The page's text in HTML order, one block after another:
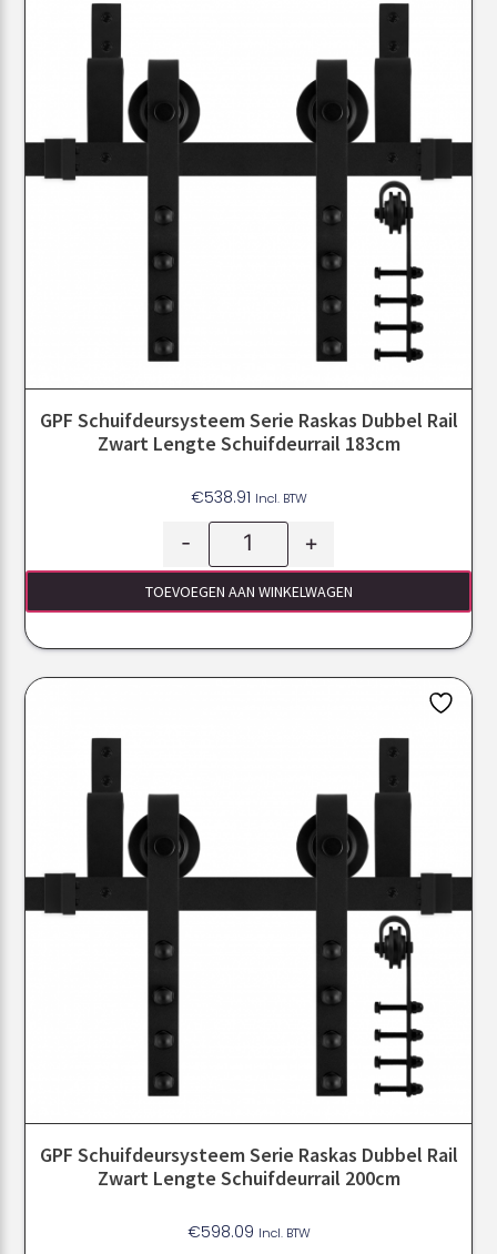
GPF Schuifdeursysteem Serie Raskas Dubbel Rail
Zwart Lengte Schuifdeurrail 183cm
€538.91 Incl. BTW
- +
TOEVOEGEN AAN WINKELWAGEN
GPF Schuifdeursysteem Serie Raskas Dubbel Rail
Zwart Lengte Schuifdeurrail 200cm
€598.09 Incl. BTW